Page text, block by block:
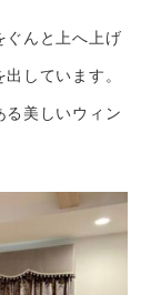
ぐんと上へ上げ
しています。
る美しいウィン